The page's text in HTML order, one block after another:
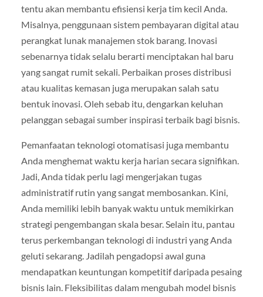
tentu akan membantu efisiensi kerja tim kecil Anda.
Misalnya, penggunaan sistem pembayaran digital atau
perangkat lunak manajemen stok barang. Inovasi
sebenarnya tidak selalu berarti menciptakan hal baru
yang sangat rumit sekali. Perbaikan proses distribusi
atau kualitas kemasan juga merupakan salah satu
bentuk inovasi. Oleh sebab itu, dengarkan keluhan
pelanggan sebagai sumber inspirasi terbaik bagi bisnis.
Pemanfaatan teknologi otomatisasi juga membantu
Anda menghemat waktu kerja harian secara signifikan.
Jadi, Anda tidak perlu lagi mengerjakan tugas
administratif rutin yang sangat membosankan. Kini,
Anda memiliki lebih banyak waktu untuk memikirkan
strategi pengembangan skala besar. Selain itu, pantau
terus perkembangan teknologi di industri yang Anda
geluti sekarang. Jadilah pengadopsi awal guna
mendapatkan keuntungan kompetitif daripada pesaing
bisnis lain. Fleksibilitas dalam mengubah model bisnis